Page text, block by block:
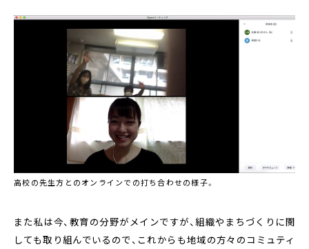
高校の先生方とのオンラインでの打ち合わせの様子。
また私は今、教育の分野がメインですが、組織やまちづくりに関
しても取り組んでいるので、これからも地域の方々のコミュティ